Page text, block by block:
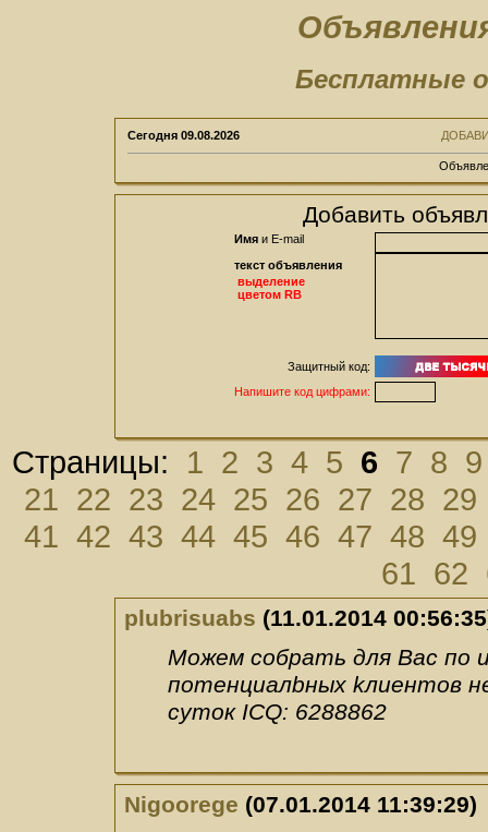
Бесплатные
Сегодня 09.08.2026
Добавить
Имя и E-mail
текст объявления
выделение
цветом RB
Защитный код:
Напишите код цифрами:
Страницы: 1 2 3 4 5 6 7 8 9
21 22 23 24 25 26 27 28 29
41 42 43 44 45 46 47 48 49
61 62
plubrisuabs (11.01.2014
Mожем cобрать для Вaс
потeнциaлbных kлиeнтoв
сyтoк ICQ: 6288862
Nigoorege (07.01.2014 11:39:29)